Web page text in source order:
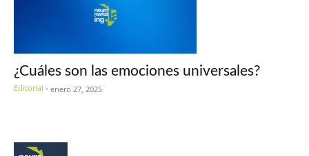
¿Cuáles son las emociones universales?
Editorial - enero 27, 2025